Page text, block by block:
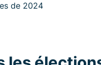
de 2024